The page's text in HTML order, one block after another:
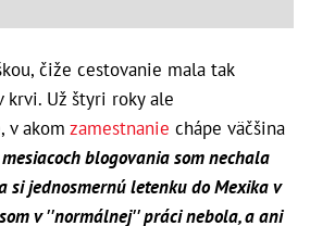
čiže cestovanie mala tak
krvi. Už štyri roky ale
v akom zamestnanie chápe väčšina
blogovania som nechala
si jednosmernú letenku do Mexika v
v ''normálnej'' práci nebola, a ani